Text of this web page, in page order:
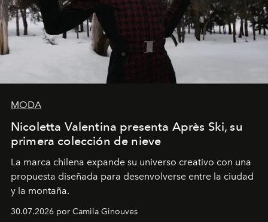
MODA
Nicoletta Valentina presenta Après Ski, su
primera colección de nieve
La marca chilena expande su universo creativo con una
propuesta diseñada para desenvolverse entre la ciudad
y la montaña.
30.07.2026 por Camila Ginouves